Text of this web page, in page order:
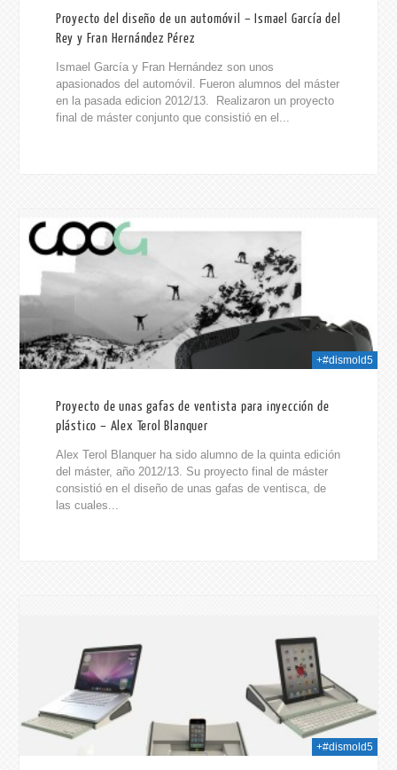
Proyecto del diseño de un automóvil – Ismael García del
Rey y Fran Hernández Pérez
Ismael García y Fran Hernández son unos
apasionados del automóvil. Fueron alumnos del máster
en la pasada edicion 2012/13. Realizaron un proyecto
final de máster conjunto que consistió en el...
+#dismold5
Proyecto de unas gafas de ventista para inyección de
plástico – Alex Terol Blanquer
Alex Terol Blanquer ha sido alumno de la quinta edición
del máster, año 2012/13. Su proyecto final de máster
consistió en el diseño de unas gafas de ventisca, de
las cuales...
+#dismold5